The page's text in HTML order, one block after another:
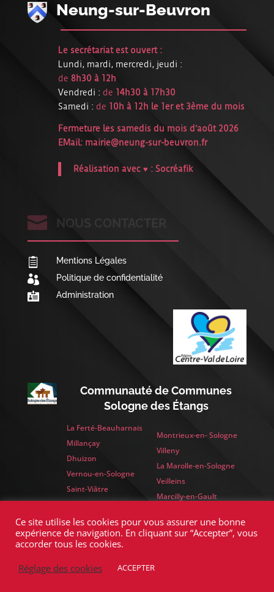
Neung-sur-Beuvron
Le secrétariat est ouvert :
Lundi, mardi, mercredi, jeudi :
de 8h30 à 12h
Vendredi : de 14h30 à 17h30
Samedi : de 10h à 12h le 1er et 3ème du mois
Fermeture les samedis du mois d’août 2026
EMail: mairie@neung-sur-beuvron.fr
Réalisation avec ♥ : Socréafik
 NOUS CONTACTER
 Mentions Légales
 Politique de confidentialité
 Administration
Communauté de Communes
Sologne des Étangs
La Ferté-Beauharnais
Millançay
Dhuizon
Vernou-en-Sologne
Saint-Viâtre
Yvoy-le-Marron
Montrieux-en- Sologne
Villeny
La Marolle-en-Sologne
Veilleins
Marcilly-en-Gault
Ce site utilise les cookies pour vous assurer une bonne
expérience de navigation. En cliquant sur “Accepter”, vous
accorder tous les cookies.
Réglage des cookies
ACCEPTER